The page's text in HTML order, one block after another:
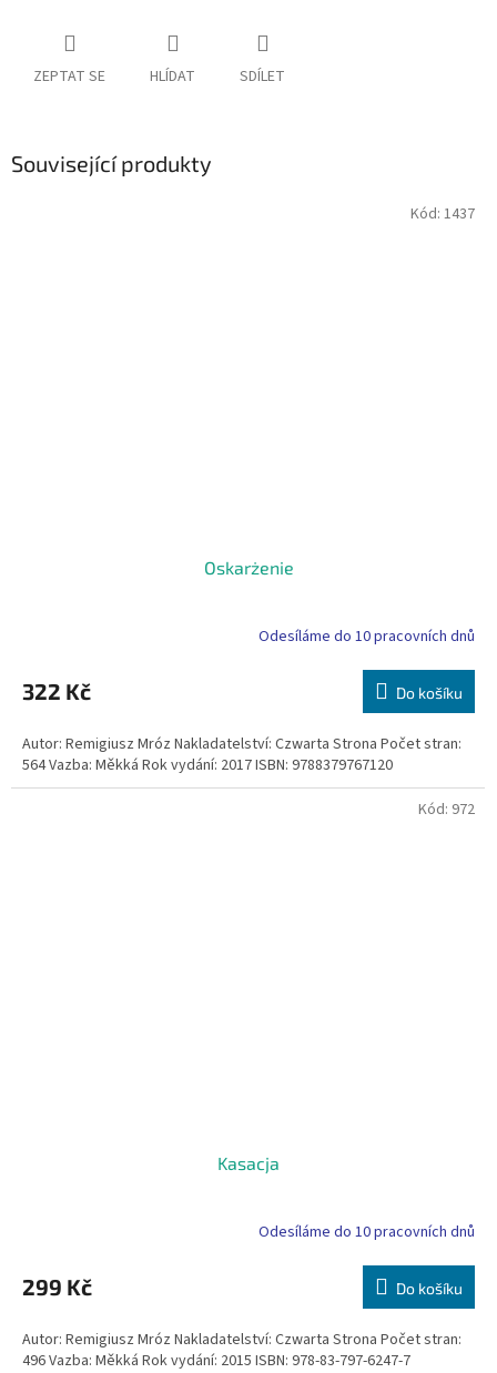
ZEPTAT SE HLÍDAT SDÍLET
Související produkty
Oskarżenie
Odesíláme do 10 pracovních dnů
322 Kč Do košíku
Autor: Remigiusz Mróz Nakladatelství: Czwarta Strona Počet stran:
564 Vazba: Měkká Rok vydání: 2017 ISBN: 9788379767120
Kód: 1437
Kasacja
Odesíláme do 10 pracovních dnů
299 Kč Do košíku
Autor: Remigiusz Mróz Nakladatelství: Czwarta Strona Počet stran:
496 Vazba: Měkká Rok vydání: 2015 ISBN: 978-83-797-6247-7
Kód: 972